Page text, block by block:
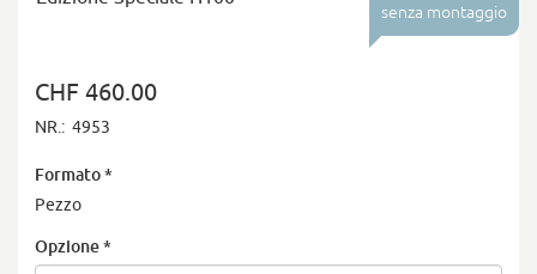
senza montaggio
CHF 460.00
NR.: 4953
Formato*
Pezzo
Opzione*